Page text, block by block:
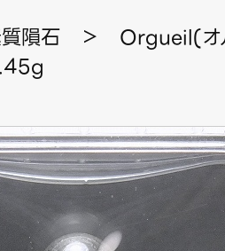
隕石 ＞
Orgueil(オ